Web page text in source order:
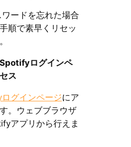
ードを忘れた場合
順で素早くリセッ
ログインペ
ス
グインページにア
。ウェブブラウザ
アプリから行えま